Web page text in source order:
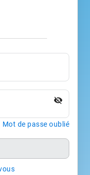
visibility_off
Mot de passe oublié